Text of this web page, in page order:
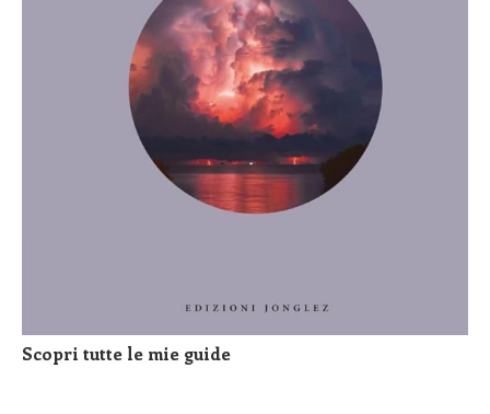
Scopri tutte le mie guide